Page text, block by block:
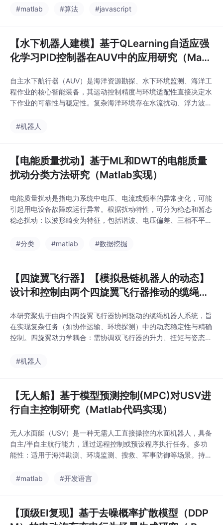
方差矩阵失真，严重制约SLAM系统的长期运行精度与稳定性。现
#matlab #算法 #javascript
【水下机器人建模】基于QLearning自适应强
化学习PID控制器在AUV中的应用研究（Matl
自主水下航行器（AUV）是海洋资源勘探、水下环境监测、海洋工
程作业的核心智能装备，其运动控制精度与环境适配性直接决定水
下作业的可靠性与稳定性。复杂海洋环境存在水流扰动、浮力波
制器难以适配动态工况，存在参数整定繁琐、抗干扰能力弱、轨迹
#机器人
【电能质量扰动】基于ML和DWT的电能质量
扰动分类方法研究（Matlab实现）
电能质量扰动是指电力系统中电压、电流或频率的异常变化，可能
引起用电设备故障或运行异常。根据扰动特性，可分为稳态和暂态
稳态扰动：以波形畸变为特征，包括谐波、电压偏差、三相不平
值；三相不平衡由负载不对称导致，特征指标为不平衡因子。暂态
#分类 #matlab #数据挖掘
【四旋翼飞行器】【模拟悬链机器人的动态】
设计和控制由两个四旋翼飞行器推动的缆绳研
本研究聚焦于由两个四旋翼飞行器协同驱动的缆绳机器人系统，旨
在实现复杂任务（如协作运输、环境探测）中的动态稳定性与精确
控制。四旋翼动力学耦合：需协调双飞行器的升力、扭矩与姿态；
耦合建模：缆绳柔性特性与四旋翼刚体运动的交互；协同控制鲁棒
#机器人
【无人船】基于模型预测控制(MPC)对USV进
行自主控制研究（Matlab代码实现）
无人水面艇（USV）是一种无需人工直接操控的水面机器人，具备
自主/半自主航行能力，通过远程控制或预设程序执行任务。多功
能性：适用于海洋勘测、环境监测、搜救、军事防御等场景。持久
有人船执行危险任务（如反海盗、水雷清除）。
#matlab #开发语言
【顶级EI复现】基于去噪概率扩散模型（DDP